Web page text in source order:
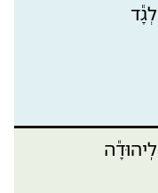
לְגָ֕ד
לִֽיהוּדָ֕ה